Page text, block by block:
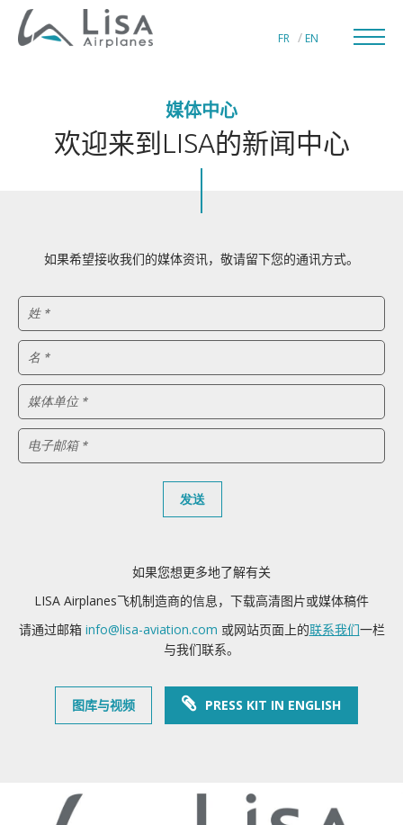
FR EN
私人飞机制造商
LISA品质追求
媒体中心
欢迎来到LISA的新闻中心
如果希望接收我们的媒体资讯，敬请留下您的通讯方式。
姓 *
名 *
媒体单位 *
电子邮箱 *
如果您想更多地了解有关
LISA Airplanes飞机制造商的信息，下载高清图片或媒体稿件
请通过邮箱 info@lisa-aviation.com 或网站页面上的联系我们一栏
与我们联系。
图库与视频 PRESS KIT IN ENGLISH